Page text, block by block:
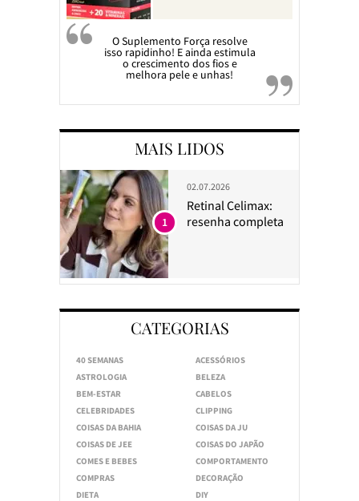
O Suplemento Força resolve
isso rapidinho! E ainda estimula
o crescimento dos fios e
melhora pele e unhas!
MAIS LIDOS
02.07.2026
Retinal Celimax:
resenha completa
1
CATEGORIAS
40 SEMANAS
ACESSÓRIOS
ASTROLOGIA
BELEZA
BEM-ESTAR
CABELOS
CELEBRIDADES
CLIPPING
COISAS DA BAHIA
COISAS DA JU
COISAS DE JEE
COISAS DO JAPÃO
COMES E BEBES
COMPORTAMENTO
COMPRAS
DECORAÇÃO
DIETA
DIY